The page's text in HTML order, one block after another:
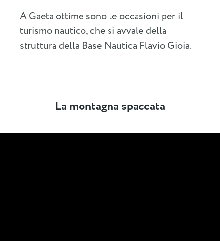
A Gaeta ottime sono le occasioni per il
turismo nautico, che si avvale della
struttura della Base Nautica Flavio Gioia.
La montagna spaccata